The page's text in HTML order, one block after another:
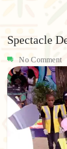
Spectacle
No Comment